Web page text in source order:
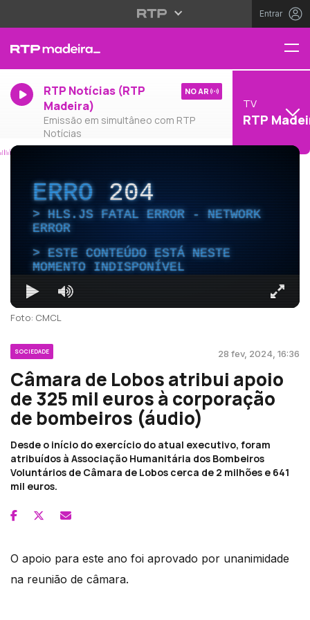
Entrar
RTP Notícias (RTP
Madeira)
Emissão em simultâneo com RTP
Notícias
NO AR
TV
RTP
ERRO204
HLS.JS FATAL ERROR - NETWORK
ERROR
ESTE CONTEÚDO ESTÁ NESTE
MOMENTO INDISPONÍVEL
Foto: CMCL
SOCIEDADE 28 fev, 2024, 16:36
Câmara de Lobos atribui apoio
de 325 mil euros à corporação
de bombeiros (áudio)
Desde o início do exercício do atual executivo, foram
atribuídos à Associação Humanitária dos Bombeiros
Voluntários de Câmara de Lobos cerca de 2 milhões e 641
mil euros.
O apoio para este ano foi aprovado por unanimidade
na reunião de câmara.